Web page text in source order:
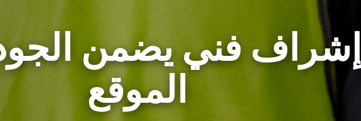
إشراف فني يضمن
الموقع